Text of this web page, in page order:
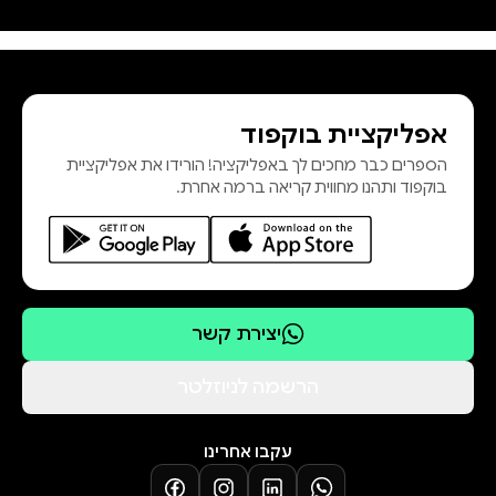
אפליקציית בוקפוד
הספרים כבר מחכים לך באפליקציה! הורידו את אפליקציית
בוקפוד ותהנו מחווית קריאה ברמה אחרת.
יצירת קשר
עקבו אחרינו